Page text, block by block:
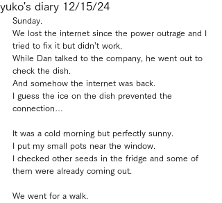
yuko's diary 12/15/24
Sunday.
We lost the internet since the power outrage and I
tried to fix it but didn’t work.
While Dan talked to the company, he went out to
check the dish.
And somehow the internet was back.
I guess the ice on the dish prevented the
connection…
It was a cold morning but perfectly sunny.
I put my small pots near the window.
I checked other seeds in the fridge and some of
them were already coming out.
We went for a walk.